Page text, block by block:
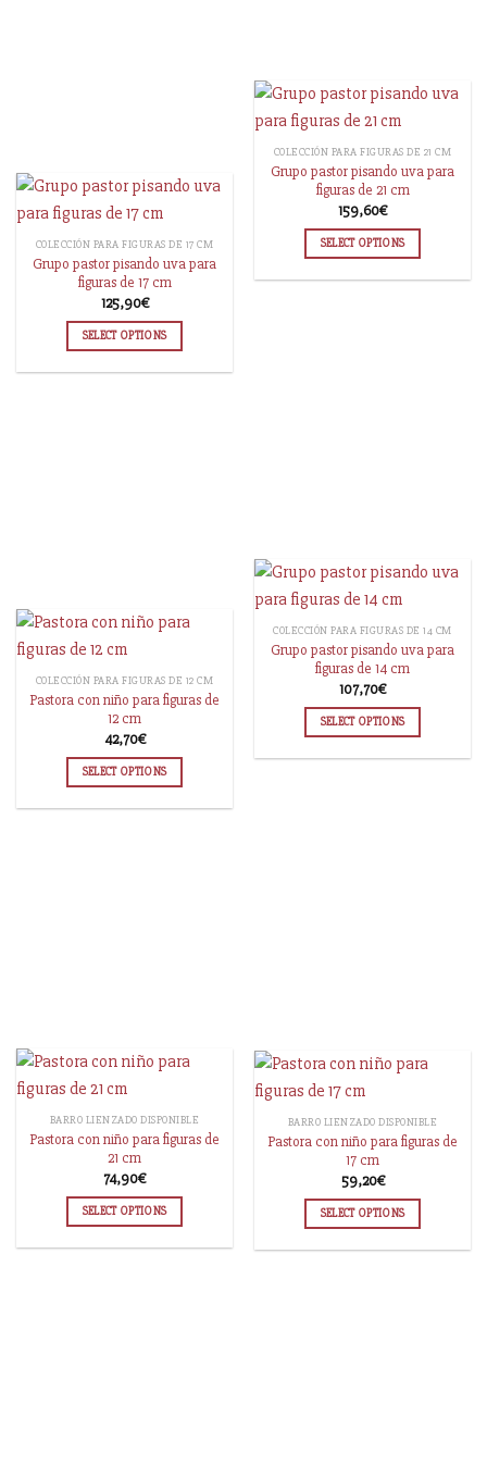
COLECCIÓN PARA FIGURAS DE 21 CM
Grupo pastor pisando uva para
figuras de 21 cm
159,60€
SELECT OPTIONS
COLECCIÓN PARA FIGURAS DE 17 CM
Grupo pastor pisando uva para
figuras de 17 cm
125,90€
SELECT OPTIONS
COLECCIÓN PARA FIGURAS DE 14 CM
Grupo pastor pisando uva para
figuras de 14 cm
107,70€
SELECT OPTIONS
COLECCIÓN PARA FIGURAS DE 12 CM
Pastora con niño para figuras de
12 cm
42,70€
SELECT OPTIONS
BARRO LIENZADO DISPONIBLE
Pastora con niño para figuras de
21 cm
74,90€
SELECT OPTIONS
BARRO LIENZADO DISPONIBLE
Pastora con niño para figuras de
17 cm
59,20€
SELECT OPTIONS